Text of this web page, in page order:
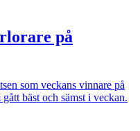
på
som veckans vinnare på
bäst och sämst i veckan.